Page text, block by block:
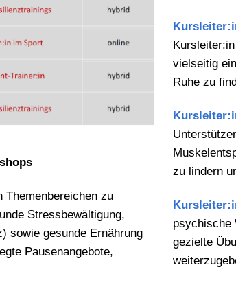
Themenbereichen zu
Stressbewältigung,
sowie gesunde Ernährung
Pausenangebote,
vielseitig
Ruhe zu
zu lindern
psychische
gezielte